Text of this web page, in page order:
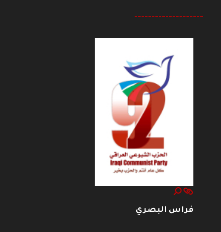
--------------------
فراس البصري